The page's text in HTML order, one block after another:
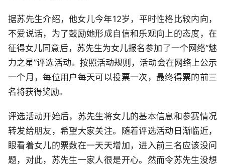
据苏先生介绍，他女儿今年12岁，平时性格比较内向，
不爱说话，为了鼓励她形成自信和乐观向上的态度，在
征得女儿同意后，苏先生为女儿报名参加了一个网络“魅
力之星”评选活动。按照活动规则，活动会在网络上公示
一个月，每位用户每天可以投票一次，最终得票的前三
名将获得奖励。
评选活动开始后，苏先生将女儿的基本信息和参赛情况
转发给朋友，希望大家关注。随着评选活动日渐临近，
眼看着女儿的票数在一天天增加，进入前三名应该没问
题，对此，苏先生一家人很是开心。然而令苏先生没想